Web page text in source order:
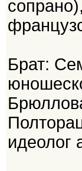
Брат:
идеолог